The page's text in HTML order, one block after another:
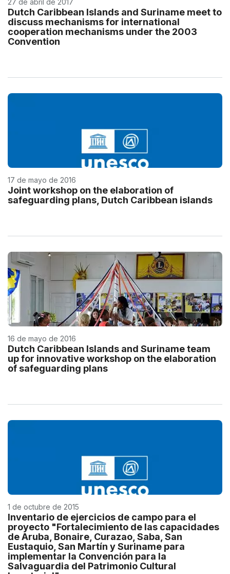
27 de abril de 2017
Dutch Caribbean Islands and Suriname meet to
discuss mechanisms for international
cooperation mechanisms under the 2003
Convention
17 de mayo de 2016
Joint workshop on the elaboration of
safeguarding plans, Dutch Caribbean islands
16 de mayo de 2016
Dutch Caribbean Islands and Suriname team
up for innovative workshop on the elaboration
of safeguarding plans
1 de octubre de 2015
Inventario de ejercicios de campo para el
proyecto "Fortalecimiento de las capacidades
de Aruba, Bonaire, Curazao, Saba, San
Eustaquio, San Martín y Suriname para
implementar la Convención para la
Salvaguardia del Patrimonio Cultural